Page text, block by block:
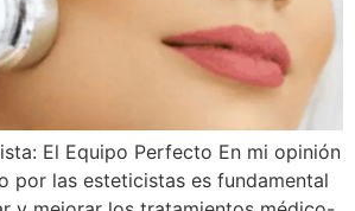
El Equipo Perfecto En mi opinión
por las esteticistas es fundamental